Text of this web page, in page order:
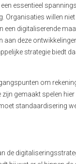
essentieel
Organisaties willen
een digitaliserende
deze
strategie biedt
om
gemaakt spelen
standaardisering
de